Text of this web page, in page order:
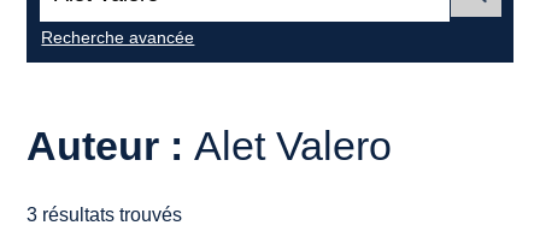
Recherche avancée
Auteur : Alet Valero
3 résultats trouvés